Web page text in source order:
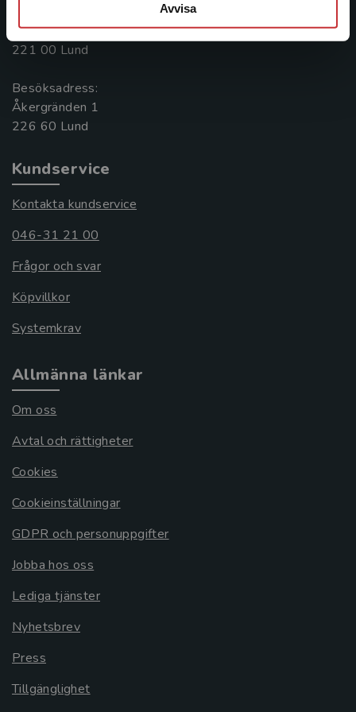
Avvisa
Box 141
221 00 Lund
Besöksadress:
Åkergränden 1
Kundservice
Kontakta kundservice
046-31 21 00
Frågor och svar
Köpvillkor
Systemkrav
Allmänna länkar
Om oss
Avtal och rättigheter
Cookies
Cookieinställningar
GDPR och personuppgifter
Jobba hos oss
Lediga tjänster
Nyhetsbrev
Press
Tillgänglighet